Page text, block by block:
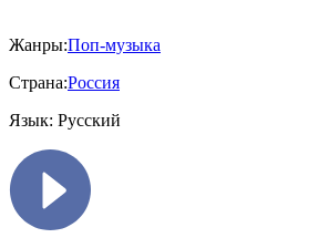
Жанры:Поп-музыка
Страна:Россия
Язык: Русский